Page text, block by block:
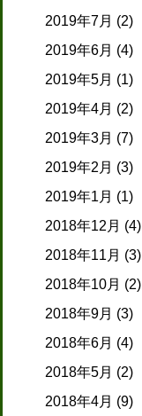
2019年7月 (2)
2019年6月 (4)
2019年5月 (1)
2019年4月 (2)
2019年3月 (7)
2019年2月 (3)
2019年1月 (1)
2018年12月 (4)
2018年11月 (3)
2018年10月 (2)
2018年9月 (3)
2018年6月 (4)
2018年5月 (2)
2018年4月 (9)